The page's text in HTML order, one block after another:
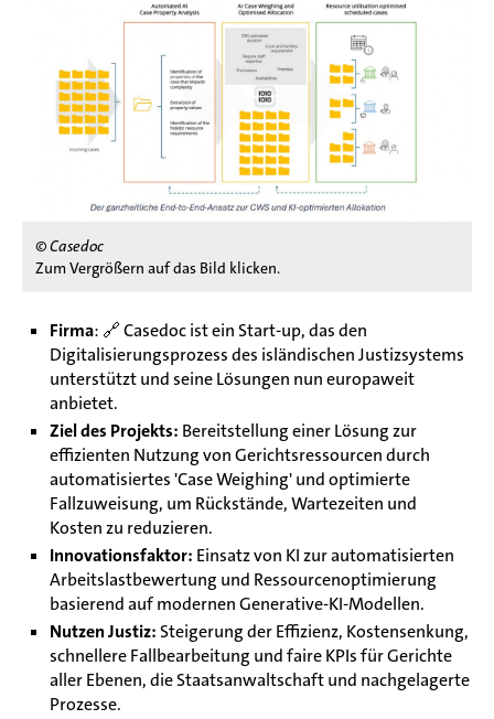
© Casedoc
Zum Vergrößern auf das Bild klicken.
Firma: 🔗Casedoc ist ein Start-up, das den
Digitalisierungsprozess des isländischen Justizsystems
unterstützt und seine Lösungen nun europaweit
anbietet.
Ziel des Projekts: Bereitstellung einer Lösung zur
effizienten Nutzung von Gerichtsressourcen durch
automatisiertes 'Case Weighing' und optimierte
Fallzuweisung, um Rückstände, Wartezeiten und
Kosten zu reduzieren.
Innovationsfaktor: Einsatz von KI zur automatisierten
Arbeitslastbewertung und Ressourcenoptimierung
basierend auf modernen Generative-KI-Modellen.
Nutzen Justiz: Steigerung der Effizienz, Kostensenkung,
schnellere Fallbearbeitung und faire KPIs für Gerichte
aller Ebenen, die Staatsanwaltschaft und nachgelagerte
Prozesse.